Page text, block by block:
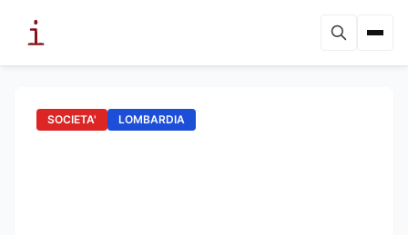
SOCIETA' LOMBARDIA